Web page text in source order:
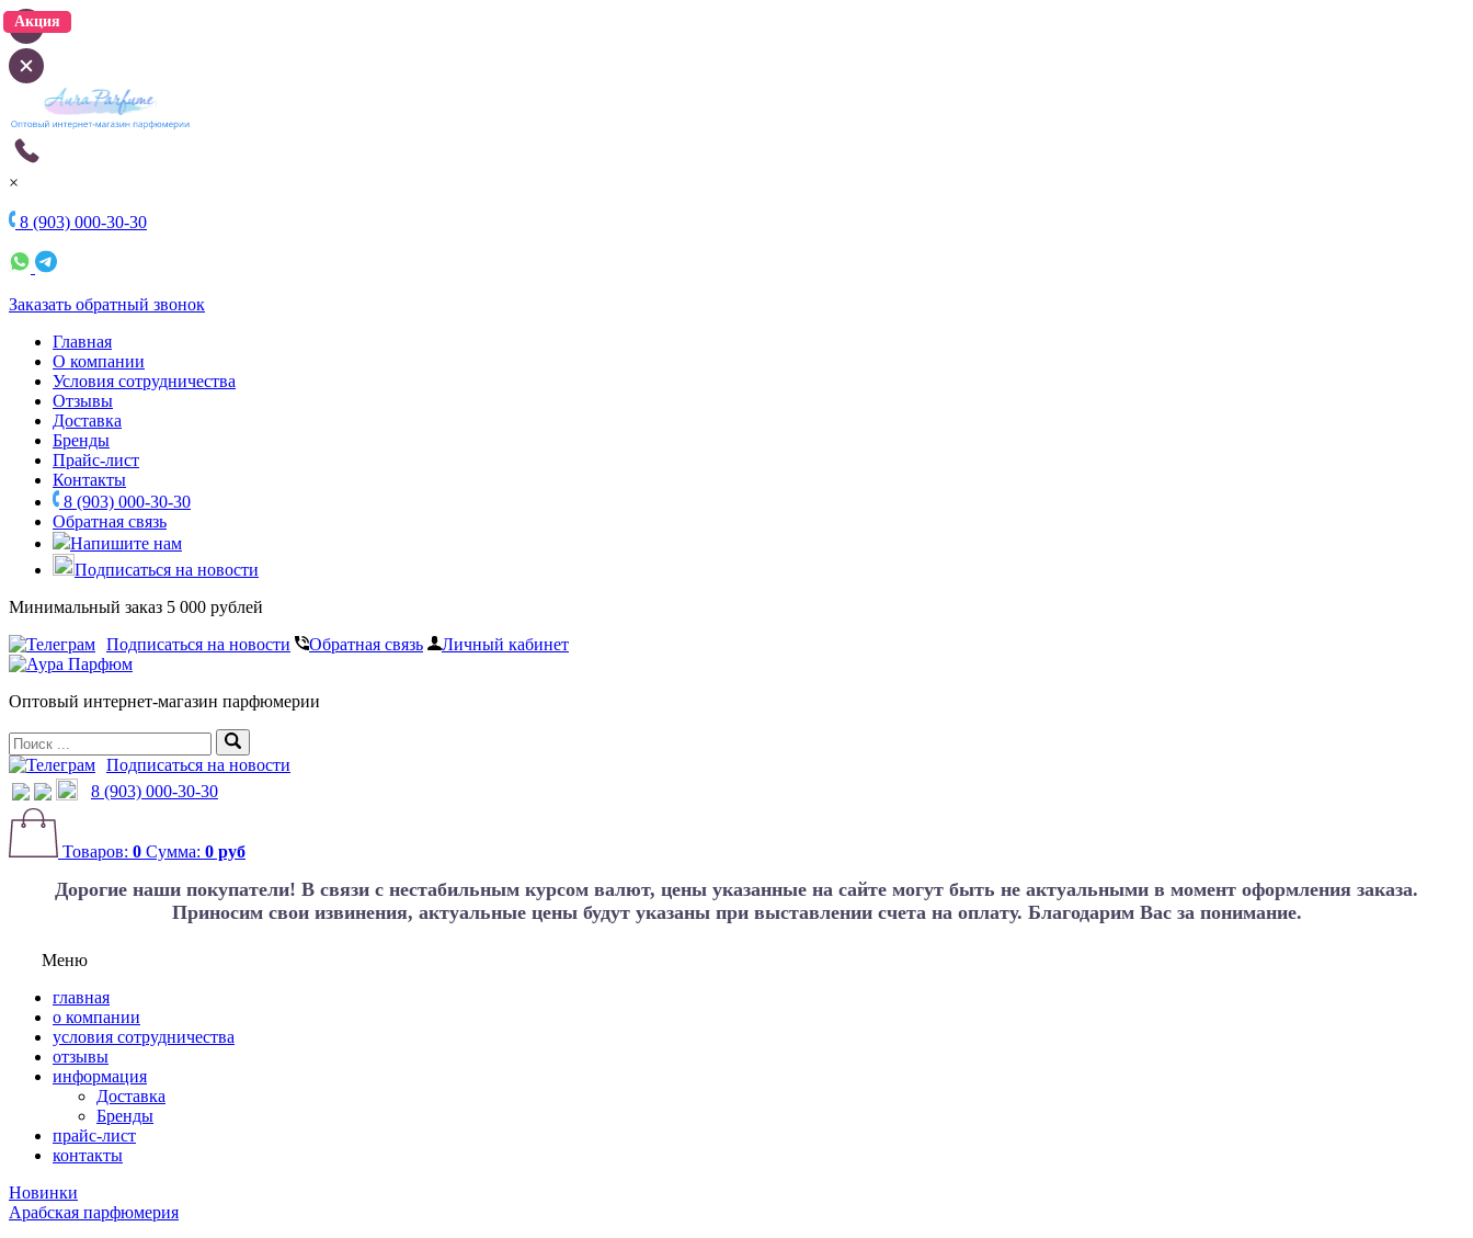
×
8 (903) 000-30-30
Заказать обратный звонок
Главная
О компании
Условия сотрудничества
Отзывы
Доставка
Бренды
Прайс-лист
Контакты
8 (903) 000-30-30
Обратная связь
Напишите нам
Подписаться на новости
Минимальный заказ 5 000 рублей
Подписаться на новости
Обратная связь Личный кабинет
Оптовый интернет-магазин парфюмерии
Подписаться на новости
8 (903) 000-30-30
Товаров: 0 Сумма: 0 руб
Дорогие наши покупатели! В связи с нестабильным курсом валют, цены указанные на сайте могут быть не актуальными в момент оформления заказа.
Приносим свои извинения, актуальные цены будут указаны при выставлении счета на оплату. Благодарим Вас за понимание.
Меню
главная
о компании
условия сотрудничества
отзывы
информация
Доставка
Бренды
прайс-лист
контакты
Новинки
Арабская парфюмерия
Акция
Акция